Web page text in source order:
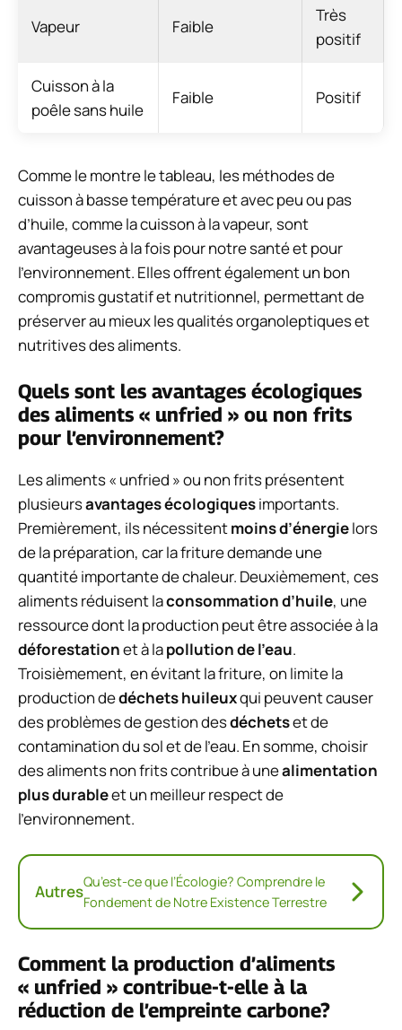
Vapeur Faible
Très
positif
Cuisson à la
poêle sans huile
Faible Positif
Comme le montre le tableau, les méthodes de
cuisson à basse température et avec peu ou pas
d’huile, comme la cuisson à la vapeur, sont
avantageuses à la fois pour notre santé et pour
l’environnement. Elles offrent également un bon
compromis gustatif et nutritionnel, permettant de
préserver au mieux les qualités organoleptiques et
nutritives des aliments.
Quels sont les avantages écologiques
des aliments « unfried » ou non frits
pour l’environnement?
Les aliments « unfried » ou non frits présentent
plusieursavantages écologiquesimportants.
Premièrement, ils nécessitentmoins d’énergielors
de la préparation, car la friture demande une
quantité importante de chaleur. Deuxièmement, ces
aliments réduisent laconsommation d’huile, une
ressource dont la production peut être associée à la
déforestationet à lapollution de l’eau.
Troisièmement, en évitant la friture, on limite la
production dedéchets huileuxqui peuvent causer
des problèmes de gestion desdéchetset de
contamination du sol et de l’eau. En somme, choisir
des aliments non frits contribue à unealimentation
plus durableet un meilleur respect de
l’environnement.
AutresQu’est-ce que l’Écologie? Comprendre le
Fondement de Notre Existence Terrestre
Comment la production d’aliments
« unfried » contribue-t-elle à la
réduction de l’empreinte carbone?